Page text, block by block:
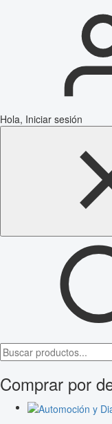
Hola, Iniciar sesión
Comprar por